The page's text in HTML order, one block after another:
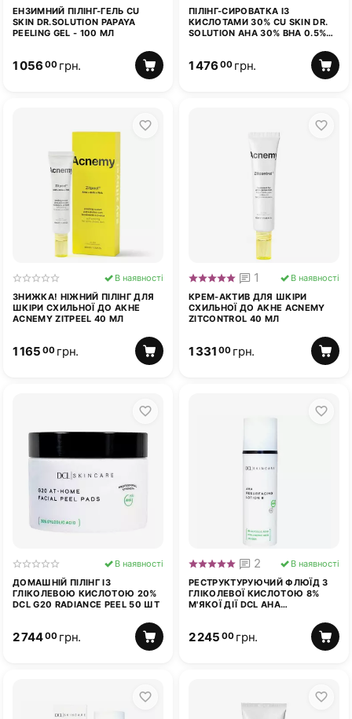
ЕНЗИМНИЙ ПІЛІНГ-ГЕЛЬ CU
SKIN DR.SOLUTION PAPAYA
PEELING GEL - 100 МЛ
1 056 00 грн.
ПІЛІНГ-СИРОВАТКА ІЗ
КИСЛОТАМИ 30% CU SKIN DR.
SOLUTION AHA 30% BHA 0.5%
1 476 00 грн.
ЗНИЖКА! НІЖНИЙ ПІЛІНГ ДЛЯ
ШКІРИ СХИЛЬНОЇ ДО АКНЕ
ACNEMY ZITPEEL 40 МЛ
В наявності
1 165 00 грн.
КРЕМ-АКТИВ ДЛЯ ШКІРИ
СХИЛЬНОЇ ДО АКНЕ ACNEMY
ZITCONTROL 40 МЛ
1 В наявності
1 331 00 грн.
ДОМАШНІЙ ПІЛІНГ ІЗ
ГЛІКОЛЕВОЮ КИСЛОТОЮ 20%
DCL G20 RADIANCE PEEL 50 ШТ
В наявності
2 744 00 грн.
РЕСТРУКТУРУЮЧИЙ ФЛЮЇД З
ГЛІКОЛЕВОЇ КИСЛОТОЮ 8%
М'ЯКОЇ ДІЇ DCL AHA
2 В наявності
2 245 00 грн.